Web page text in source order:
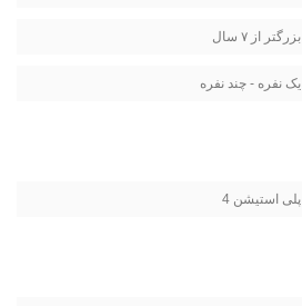
بزرگتر از ۷ سال
یک نفره - چند نفره
پلی استیشن 4